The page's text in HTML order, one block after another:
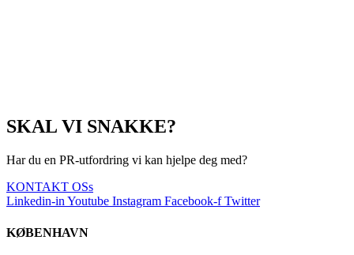
SKAL VI SNAKKE?
Har du en PR-utfordring vi kan hjelpe deg med?
KONTAKT OSs
Linkedin-in Youtube Instagram Facebook-f Twitter
KØBENHAVN